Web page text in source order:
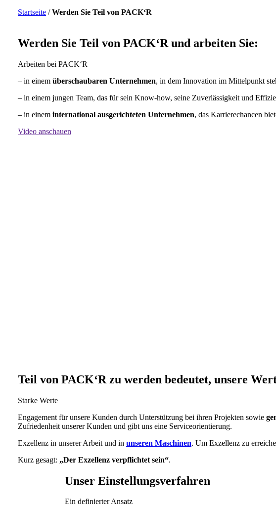
Startseite /Werden Sie Teil von PACK‘R
Werden Sie Teil von PACK‘R und arbeiten Sie:
Arbeiten bei PACK‘R
– in einem überschaubaren Unternehmen, in dem Innovation im Mittelpunkt
– in einem jungen Team, das für sein Know-how, seine Zuverlässigkeit und
– in einem international ausgerichteten Unternehmen, das Karrierechancen
Video anschauen
Teil von PACK‘R zu werden bedeutet, unsere
Starke Werte
Engagement für unsere Kunden durch Unterstützung bei ihren Projekten sowie
Zufriedenheit unserer Kunden und gibt uns eine Serviceorientierung.
Exzellenz in unserer Arbeit und in unseren Maschinen. Um Exzellenz zu
Kurz gesagt: „Der Exzellenz verpflichtet sein“.
Unser Einstellungsverfahren
Ein definierter Ansatz